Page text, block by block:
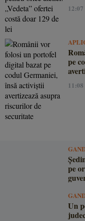
12:07
pe
11:08
pe
Un